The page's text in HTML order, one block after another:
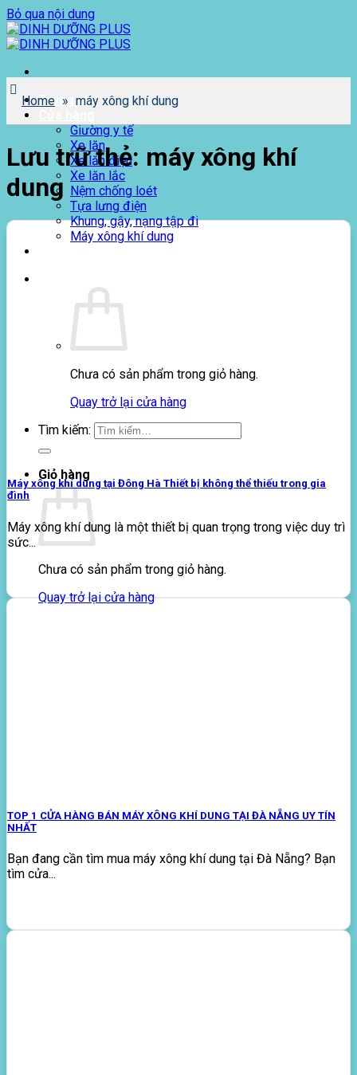
Bỏ qua nội dung
Trang chủ
Giường y tế
Xe lăn
Xe lăn điện
Xe lăn lắc
Nệm chống loét
Tựa lưng điện
Khung, gậy, nạng tập đi
Máy xông khí dung
Chưa có sản phẩm trong giỏ hàng.
Quay trở lại cửa hàng
Tìm kiếm:
Giỏ hàng
Chưa có sản phẩm trong giỏ hàng.
Quay trở lại cửa hàng
Home » máy xông khí dung
Lưu trữ thẻ: máy xông khí
dung
Máy xông khí dung tại Đông Hà Thiết bị không thể thiếu trong gia
đình
Máy xông khí dung là một thiết bị quan trọng trong việc duy trì
sức...
TOP 1 CỬA HÀNG BÁN MÁY XÔNG KHÍ DUNG TẠI ĐÀ NẴNG UY TÍN
NHẤT
Bạn đang cần tìm mua máy xông khí dung tại Đà Nẵng? Bạn
tìm cửa...